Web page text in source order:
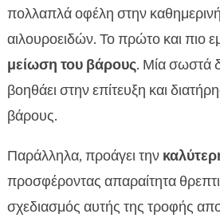
πολλαπλά οφέλη στην
αιλουροειδών. Το πρώτο και πιο
μείωση του βάρους. Μία σωστά
βοηθάει στην επίτευξη και
βάρους.
Παράλληλα, προάγει την
προσφέροντας απαραίτητα
σχεδιασμός αυτής της τροφής